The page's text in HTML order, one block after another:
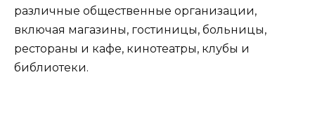
различные общественные организации,
включая магазины, гостиницы, больницы,
рестораны и кафе, кинотеатры, клубы и
библиотеки.